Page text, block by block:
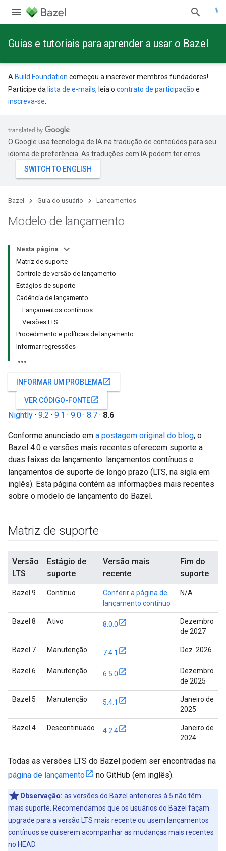
Guias e tutoriais para aprender a usar o Bazel
A Build Foundation começou a inscrever membros fundadores!
Participe da lista de e-mails, leia o contrato de participação e
inscreva-se
O Google usa tecnologia de IA na tradução de conteúdos para seu
idioma de preferência. As traduções com IA podem ter erros.
Bazel Guia do usuário Lançamentos
Modelo de lançamento
Nesta página
Matriz de suporte
Controle de versão de lançamento
Estágios de suporte
Cadência de lançamento
Lançamentos contínuos
Versões LTS
Procedimento e políticas de lançamento
Informar regressões
INFORMAR UM PROBLEMAopen_in_new
VER CÓDIGO-FONTEopen_in_new
Nightly · 9.2 · 9.1 · 9.0 · 8.7 · 8.6
Conforme anunciado em a postagem original do blog, o
Bazel 4.0 e versões mais recentes oferecem suporte a
duas faixas de lançamento: lançamentos contínuos e
lançamentos de suporte de longo prazo (LTS, na sigla em
inglês). Esta página contém as informações mais recentes
sobre o modelo de lançamento do Bazel.
Matriz de suporte
Versão
LTS
Estágio de
suporte
Versão mais
recente
Fim do
suporte
Bazel 9 Contínuo
Conferir a página de
lançamento contínuo
N/A
Bazel 8 Ativo 8.0.0
Dezembro
de 2027
Bazel 7 Manutenção 7.4.1 Dez. 2026
Bazel 6 Manutenção 6.5.0
Dezembro
de 2025
Bazel 5 Manutenção 5.4.1
Janeiro de
2025
Bazel 4 Descontinuado 4.2.4
Janeiro de
2024
Todas as versões LTS do Bazel podem ser encontradas na
página de lançamento
no GitHub (em inglês).
Observação: as versões do Bazel anteriores à 5 não têm
mais suporte. Recomendamos que os usuários do Bazel façam
upgrade para a versão LTS mais recente ou usem lançamentos
contínuos se quiserem acompanhar as mudanças mais recentes
no HEAD.